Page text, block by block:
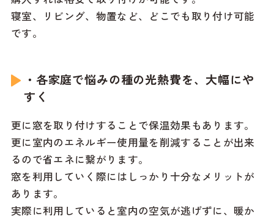
寝室、リビング、物置など、どこでも取り付け可能
です。
・各家庭で悩みの種の光熱費を、大幅にや
すく
更に窓を取り付けすることで保温効果もあります。
更に室内のエネルギー使用量を削減することが出来
るので省エネに繋がります。
窓を利用していく際にはしっかり十分なメリットが
あります。
実際に利用していると室内の空気が逃げずに、暖か